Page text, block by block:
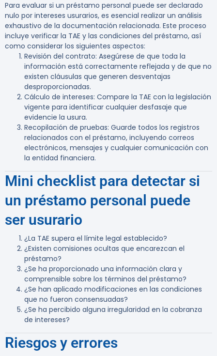
Para evaluar si un préstamo personal puede ser declarado
nulo por intereses usurarios, es esencial realizar un análisis
exhaustivo de la documentación relacionada. Este proceso
incluye verificar la TAE y las condiciones del préstamo, así
como considerar los siguientes aspectos:
Revisión del contrato: Asegúrese de que toda la
información está correctamente reflejada y de que no
existen cláusulas que generen desventajas
desproporcionadas.
Cálculo de intereses: Compare la TAE con la legislación
vigente para identificar cualquier desfasaje que
evidencie la usura.
Recopilación de pruebas: Guarde todos los registros
relacionados con el préstamo, incluyendo correos
electrónicos, mensajes y cualquier comunicación con
la entidad financiera.
Mini checklist para detectar si
un préstamo personal puede
ser usurario
¿La TAE supera el límite legal establecido?
¿Existen comisiones ocultas que encarezcan el
préstamo?
¿Se ha proporcionado una información clara y
comprensible sobre los términos del préstamo?
¿Se han aplicado modificaciones en las condiciones
que no fueron consensuadas?
¿Se ha percibido alguna irregularidad en la cobranza
de intereses?
Riesgos y errores